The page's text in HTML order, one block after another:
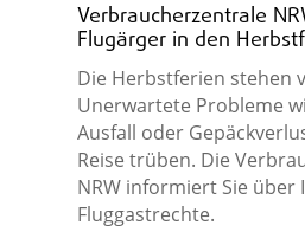
Verbraucherzentrale
Flugärger in den
Die Herbstferien stehen
Unerwartete Probleme
Ausfall oder
Reise trüben. Die
NRW informiert Sie über
Fluggastrechte.